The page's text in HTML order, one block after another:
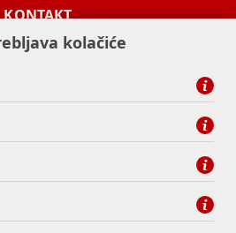
KONTAKT
telefon -0800 1003
Miševečka 15a, 10000 Zagreb
kolačiće